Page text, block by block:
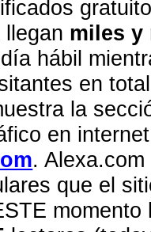
llegan miles y
hábil
en
la
en
.
que el